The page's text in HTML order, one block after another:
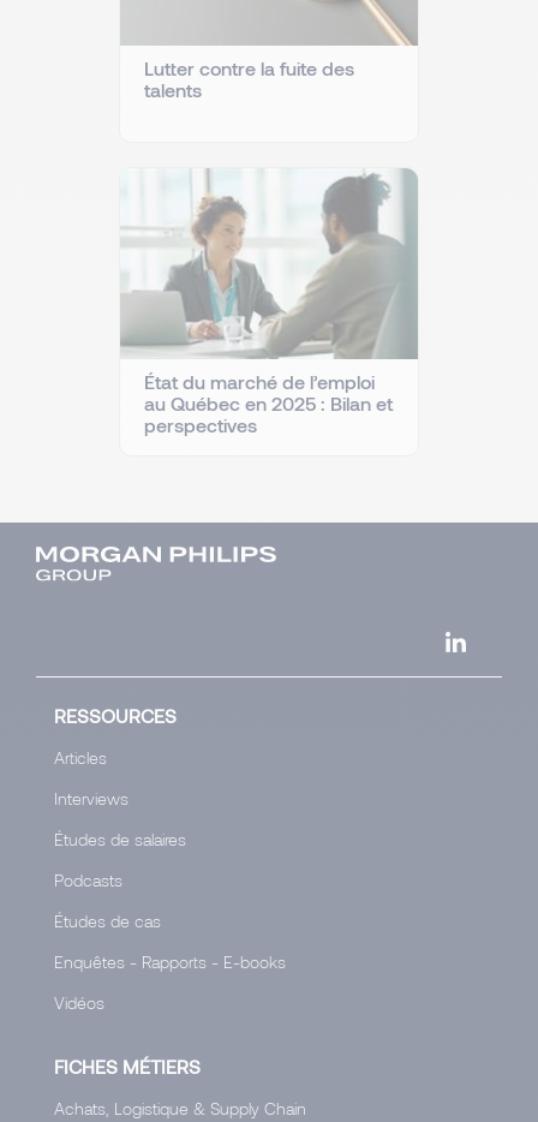
Lutter contre la fuite des
talents
État du marché de l’emploi
au Québec en 2025 : Bilan et
perspectives
RESSOURCES
Articles
Interviews
Études de salaires
Podcasts
Études de cas
Enquêtes - Rapports - E-books
Vidéos
FICHES MÉTIERS
Achats, Logistique & Supply Chain